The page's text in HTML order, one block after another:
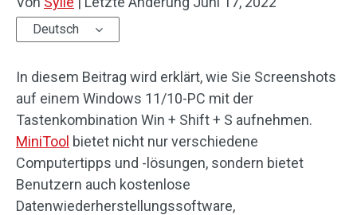
Deutsch
In diesem Beitrag wird erklärt, wie Sie Screenshots
auf einem Windows 11/10-PC mit der
Tastenkombination Win + Shift + S aufnehmen.
MiniTool bietet nicht nur verschiedene
Computertipps und -lösungen, sondern bietet
Benutzern auch kostenlose
Datenwiederherstellungssoftware,